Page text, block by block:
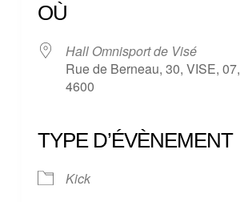
OÙ
Hall Omnisport de Visé
Rue de Berneau, 30, VISE, 07,
4600
TYPE D’ÉVÈNEMENT
Kick